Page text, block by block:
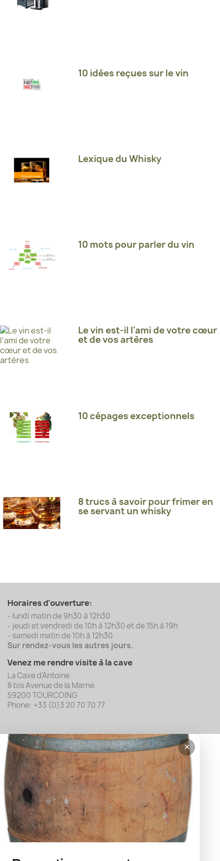
10 idées reçues sur le vin
Lexique du Whisky
10 mots pour parler du vin
Le vin est-il l'ami de votre cœur
et de vos artères
10 cépages exceptionnels
8 trucs à savoir pour frimer en
se servant un whisky
Horaires d'ouverture:
- lundi matin de 9h30 à 12h30
- jeudi et vendredi de 10h à 12h30 et de 15h à 19h
- samedi matin de 10h à 12h30
Sur rendez-vous les autres jours.
Venez me rendre visite à la cave
La Cave d'Antoine
8 bis Avenue de la Marne
59200 TOURCOING
Phone: +33 (0)3 20 70 70 77
✕